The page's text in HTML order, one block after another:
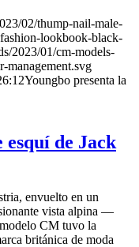
02/thump-nail-male-
lookbook-black-
2023/01/cm-models-
management.svg
Youngbo presenta la
de Jack
envuelto en un
vista alpina —
CM tuvo la
británica de moda